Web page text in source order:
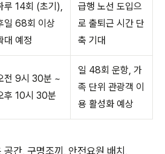
루 14회 (초기),
일 68회 이상
대 예정
급행 노선 도입으
로 출퇴근 시간 단
축 기대
전 9시 30분 ~
후 10시 30분
일 48회 운항, 가
족 단위 관광객 이
용 활성화 예상
간, 구명조끼, 안전요원 배치,